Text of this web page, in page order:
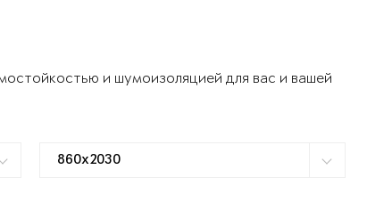
и шумоизоляцией для вас и вашей